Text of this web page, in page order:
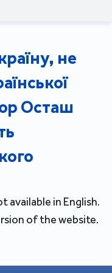
не
Осташ
available in English.
of the website.